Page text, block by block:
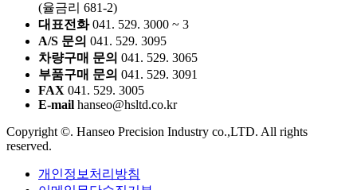
(율금리 681-2)
대표전화 041. 529. 3000 ~ 3
A/S 문의 041. 529. 3095
차량구매 문의 041. 529. 3065
부품구매 문의 041. 529. 3091
FAX 041. 529. 3005
E-mail hanseo@hsltd.co.kr
Copyright ©. Hanseo Precision Industry co.,LTD. All rights
reserved.
개인정보처리방침